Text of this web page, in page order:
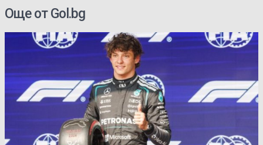
Още от Gol.bg